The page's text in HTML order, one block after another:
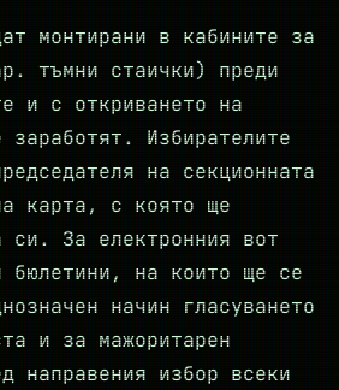
монтирани в кабините за
тъмни стаички) преди
и с откриването на
Избирателите
на секционната
карта, с която ще
си. За електронния вот
бюлетини, на които ще се
начин гласуването
и за мажоритарен
направения избор всеки